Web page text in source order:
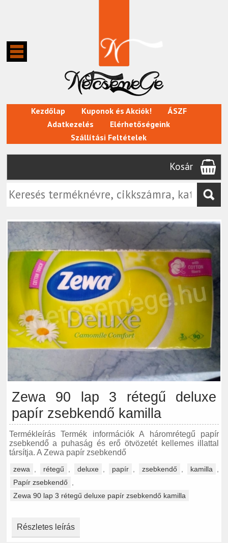
Kezdőlap Kuponok és Akciók!
ÁSZF
Adatkezelés
Elérhetőségeink
Szállítási Feltételek
Kosár
Zewa 90 lap 3 rétegű deluxe
papír zsebkendő kamilla
Termékleírás Termék információk A háromrétegű papír
zsebkendő a puhaság és erő ötvözetét kellemes illattal
társítja. A Zewa papír zsebkendő
zewa rétegű deluxe papír zsebkendő kamilla
Papír zsebkendő
Zewa 90 lap 3 rétegű deluxe papír zsebkendő kamilla
Részletes leírás